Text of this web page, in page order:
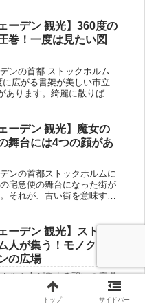
ホルムに本店があります！！
、本場を体験してみませ...
ーデン 観光】360度の
巻！一度は見たい図
ンの首都 ストックホルム
に広がる書架が美しい市立
あります。綺麗に散りばめ
図書館は北欧モダニズム建築
となった作品とまで言わ...
ーデン 観光】魔女の
舞台には4つの顔があ
ンの首都ストックホルムに
宅急便の舞台になった街が
それが、古い街を意味する
間もあれば島全体を歩いて
できます。ガムラスタ...
ーデン 観光】ストッ
人が集う！モノクロ
の広場
ルム人が集まる憩いの広場
のすぐ真横にあります。昼に
尽に歩く多くの人と不思議な
トップ サイドバー